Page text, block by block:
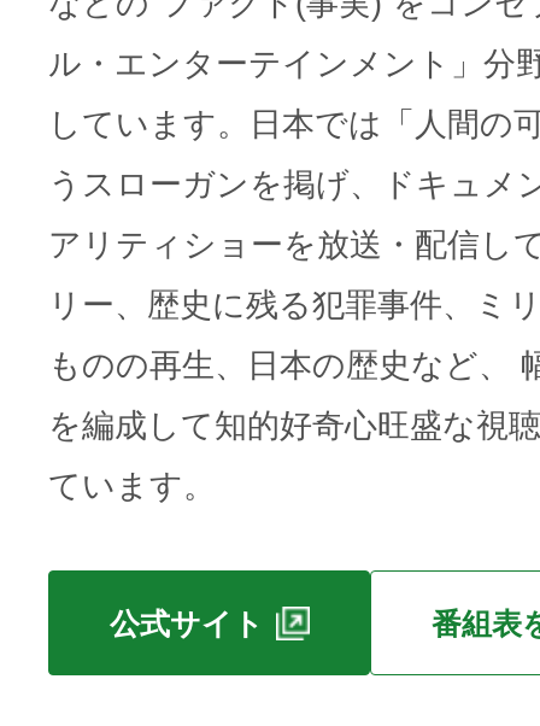
ル・エンターテインメント」分
しています。日本では「人間の
うスローガンを掲げ、ドキュメ
アリティショーを放送・配信し
リー、歴史に残る犯罪事件、ミ
ものの再生、日本の歴史など、
を編成して知的好奇心旺盛な視
ています。
公式サイト 番組表